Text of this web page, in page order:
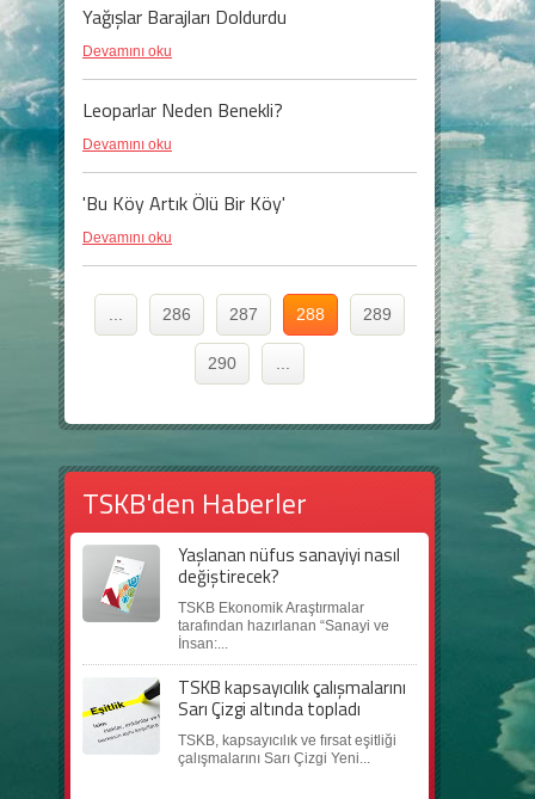
Yağışlar Barajları Doldurdu
Devamını oku
Leoparlar Neden Benekli?
Devamını oku
'Bu Köy Artık Ölü Bir Köy'
Devamını oku
286 287 288 289
290
TSKB'den Haberler
Yaşlanan nüfus sanayiyi nasıl
değiştirecek?
TSKB Ekonomik Araştırmalar
tarafından hazırlanan “Sanayi ve
İnsan:...
TSKB kapsayıcılık çalışmalarını
Sarı Çizgi altında topladı
TSKB, kapsayıcılık ve fırsat eşitliği
çalışmalarını Sarı Çizgi Yeni...